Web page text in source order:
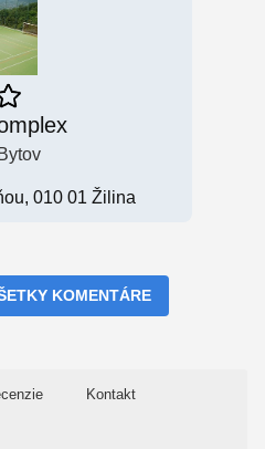
010 01 Žilina
KOMENTÁRE
Kontakt